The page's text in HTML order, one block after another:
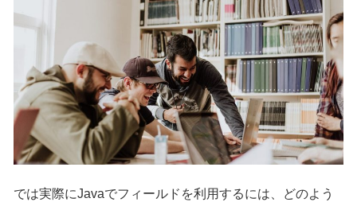
では実際にJavaでフィールドを利用するには、どのよう